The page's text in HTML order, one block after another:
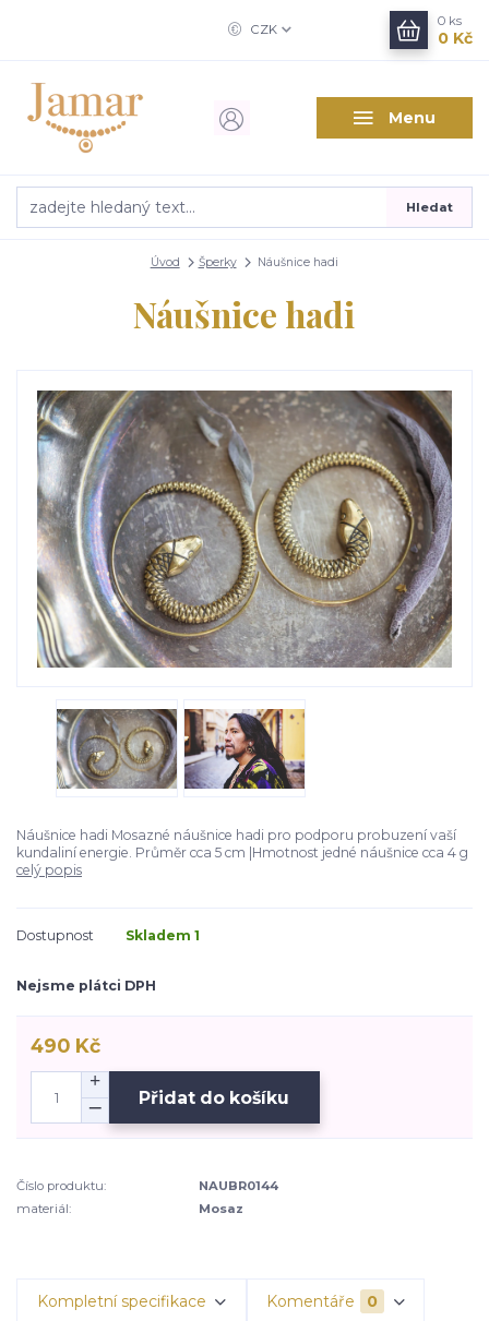
Menu
CZK
Hledat
0 ks
0 Kč
Úvod Šperky Náušnice hadi
Náušnice hadi
Náušnice hadi Mosazné náušnice hadi pro podporu probuzení vaší
kundaliní energie. Průměr cca 5 cm |Hmotnost jedné náušnice cca 4 g
celý popis
Dostupnost Skladem 1
Nejsme plátci DPH
490 Kč
Přidat do košíku
Číslo produktu:
NAUBR0144
materiál:
Mosaz
Kompletní specifikace Komentáře 0